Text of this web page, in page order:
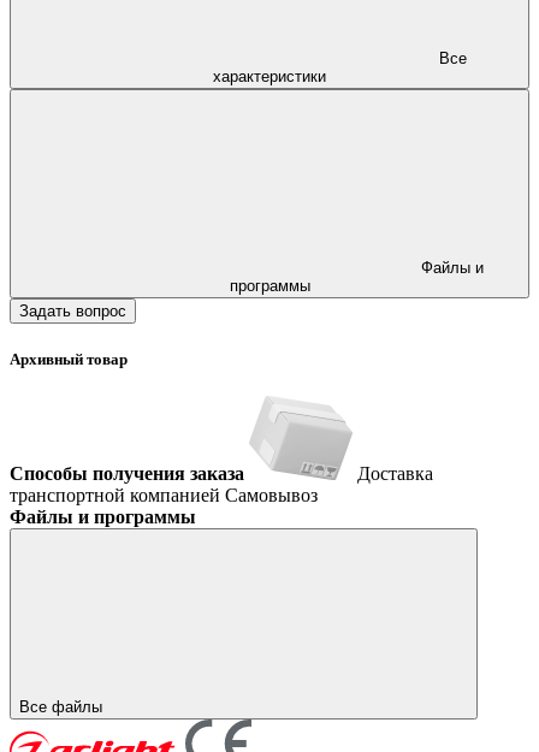
характеристики
программы
Задать вопрос
Архивный товар
Способы получения заказа
Доставка
транспортной компанией Самовывоз
Файлы и программы
Все файлы